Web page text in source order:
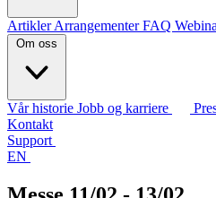
ArtiklerArrangementerFAQ
Om oss
Vår historie Jobb og karriere
Kontakt
Support
EN